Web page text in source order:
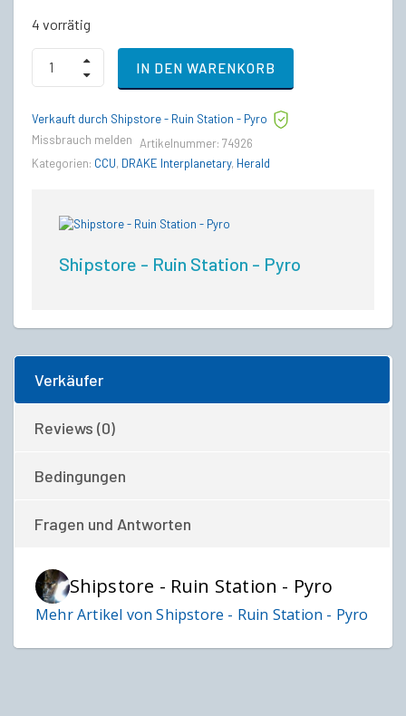
4 vorrätig
Anvil
Spartan
to
Herald
Upgrade
quantity
IN DEN WARENKORB
Verkauft durch Shipstore - Ruin Station - Pyro
Missbrauch melden
Artikelnummer: 74926
Kategorien: CCU, DRAKE Interplanetary, Herald
Shipstore - Ruin Station - Pyro
Verkäufer
Reviews (0)
Bedingungen
Fragen und Antworten
Shipstore - Ruin Station - Pyro
Mehr Artikel von Shipstore - Ruin Station - Pyro